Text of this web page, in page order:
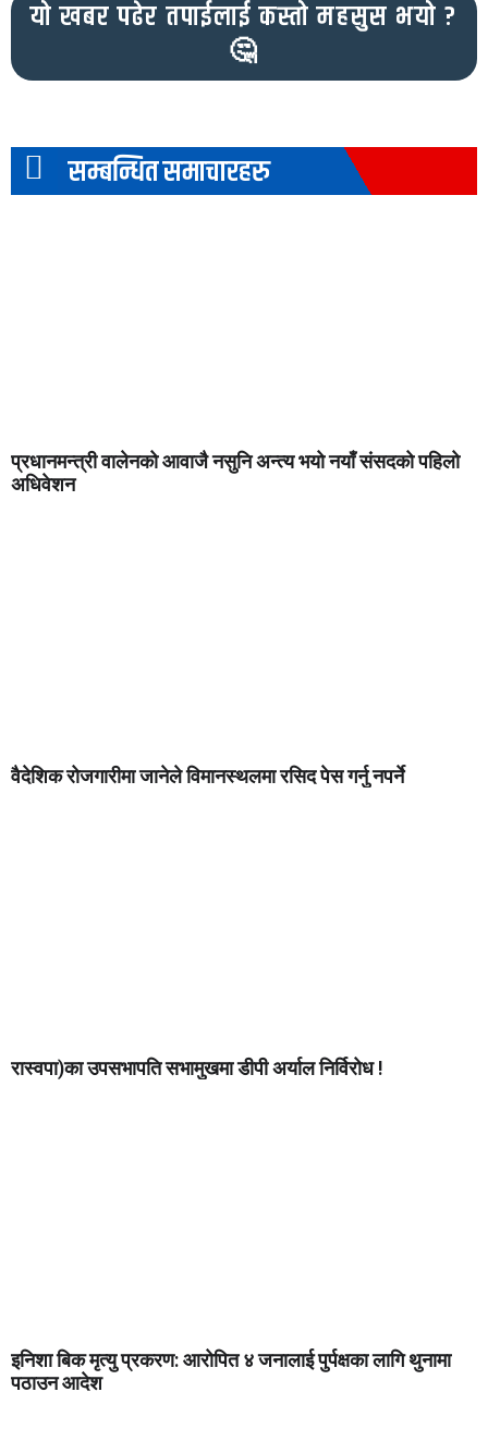
यो खबर पढेर तपाईलाई कस्तो महसुस भयो ?
🤔
सम्बन्धित समाचारहरु
प्रधानमन्त्री वालेनको आवाजै नसुनि अन्त्य भयो नयाँ संसदको पहिलो
अधिवेशन
वैदेशिक रोजगारीमा जानेले विमानस्थलमा रसिद पेस गर्नु नपर्ने
रास्वपा)का उपसभापति सभामुखमा डीपी अर्याल निर्विरोध !
इनिशा बिक मृत्यु प्रकरण: आरोपित ४ जनालाई पुर्पक्षका लागि थुनामा
पठाउन आदेश